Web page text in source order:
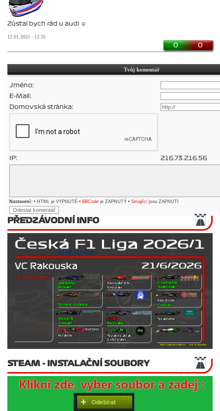
Zůstal bych rád u audi ☺️
12.01.2025 - 12:35
0 0
Tvůj komentář
Jméno:
E-Mail:
Domovská stránka:
IP: 216.73.216.56
Nastavení: • HTML je VYPNUTÉ • BBCode je ZAPNUTÝ • Smajlíci jsou ZAPNUTI
PŘEDZÁVODNÍ INFO
STEAM - INSTALAČNÍ SOUBORY